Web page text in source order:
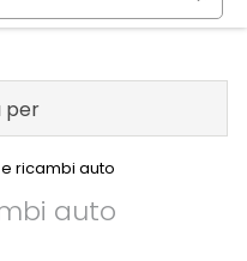
ricambi auto
auto
per